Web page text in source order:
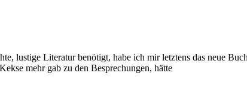
lustige Literatur benötigt, habe ich mir letztens das neue
mehr gab zu den Besprechungen, hätte